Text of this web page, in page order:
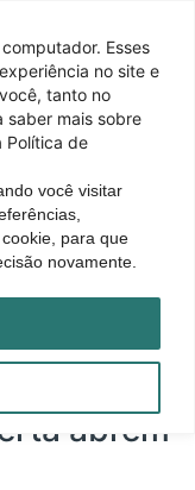
Esses
no site e
tanto no
saber mais sobre
Política de
você visitar
para que
novamente.
dia 2/11
abrem